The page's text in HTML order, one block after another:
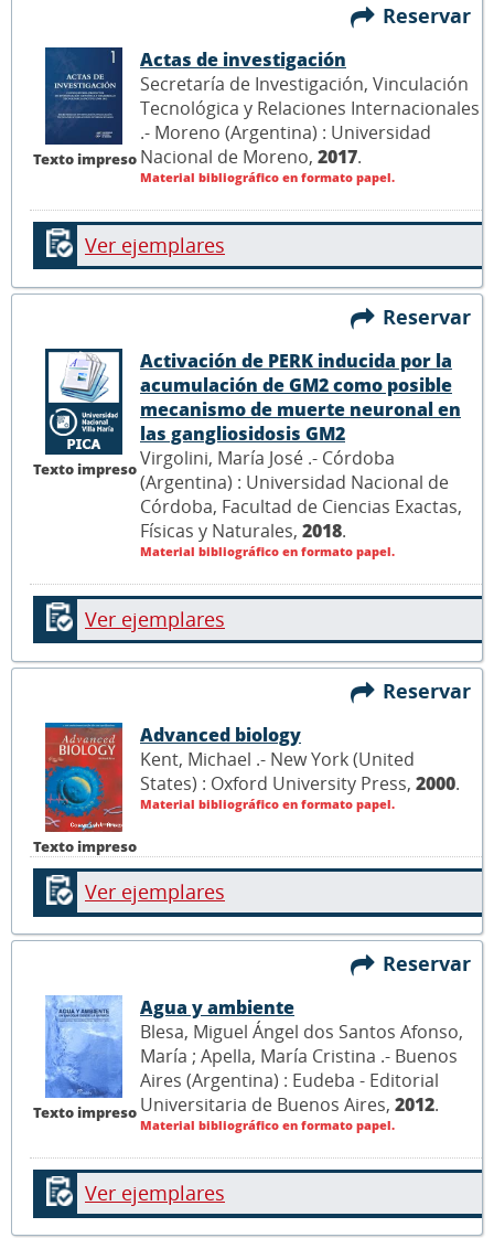
Reservar
Texto impreso
Actas de investigación
Secretaría de Investigación, Vinculación
Tecnológica y Relaciones Internacionales
.- Moreno (Argentina) : Universidad
Nacional de Moreno, 2017.
Material bibliográfico en formato papel.
Ver ejemplares
Reservar
Texto impreso
Activación de PERK inducida por la
acumulación de GM2 como posible
mecanismo de muerte neuronal en
las gangliosidosis GM2
Virgolini, María José .- Córdoba
(Argentina) : Universidad Nacional de
Córdoba, Facultad de Ciencias Exactas,
Físicas y Naturales, 2018.
Material bibliográfico en formato papel.
Ver ejemplares
Reservar
Texto impreso
Advanced biology
Kent, Michael .- New York (United
States) : Oxford University Press, 2000.
Material bibliográfico en formato papel.
Ver ejemplares
Reservar
Texto impreso
Agua y ambiente
Blesa, Miguel Ángel dos Santos Afonso,
María ; Apella, María Cristina .- Buenos
Aires (Argentina) : Eudeba - Editorial
Universitaria de Buenos Aires, 2012.
Material bibliográfico en formato papel.
Ver ejemplares